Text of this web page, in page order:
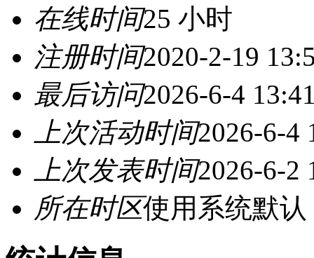
在线时间25 小时
注册时间2020-2-19
最后访问2026-6-4
上次活动时间2026-6-4
上次发表时间2026-6-2
所在时区使用系统默认